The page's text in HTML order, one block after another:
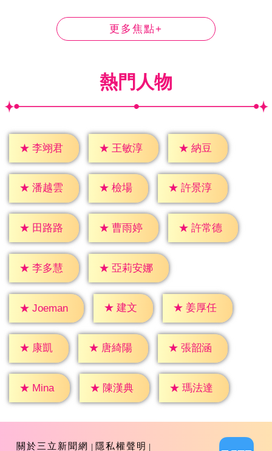
更多焦點+
熱門人物
★ 李翊君 ★ 王敏淳 ★ 納豆
★ 潘越雲 ★ 檢場 ★ 許景淳
★ 田路路 ★ 曹雨婷 ★ 許常德
★ 李多慧 ★ 亞莉安娜
★ Joeman ★ 建文 ★ 姜厚任
★ 康凱 ★ 唐綺陽 ★ 張韶涵
★ Mina ★ 陳漢典 ★ 瑪法達
關於三立新聞網 隱私權聲明